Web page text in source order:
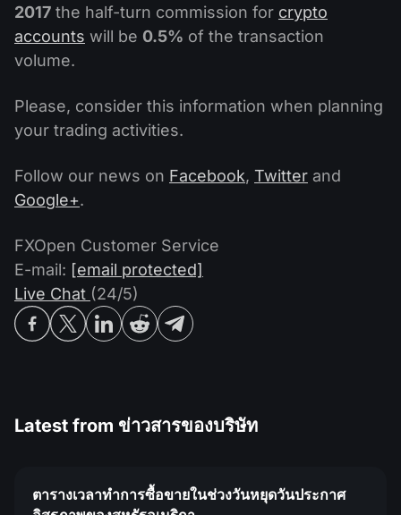
การเทรด ECN คืออะไร?
2017 the half-turn commission for crypto
accounts will be 0.5% of the transaction
volume.
Please, consider this information when planning
your trading activities.
Follow our news on Facebook, Twitter and
Google+.
FXOpen Customer Service
E-mail: [email protected]
Live Chat (24/5)
Latest from ข่าวสารของบริษัท
ตารางเวลาทำการซื้อขายในช่วงวันหยุดวันประกาศ